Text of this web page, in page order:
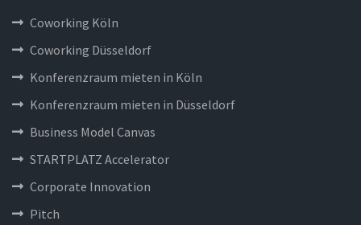
Coworking Köln
Coworking Düsseldorf
Konferenzraum mieten in Köln
Konferenzraum mieten in Düsseldorf
Business Model Canvas
STARTPLATZ Accelerator
Corporate Innovation
Pitch